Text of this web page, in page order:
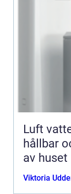
Luft
hållbar
av huset
Viktoria